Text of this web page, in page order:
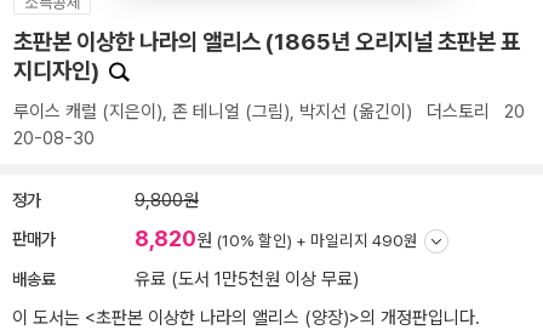
초판본 이상한 나라의 앨리스 (1865년 오리지널 초판본 표
지디자인)
루이스 캐럴 (지은이), 존 테니얼 (그림), 박지선 (옮긴이) 더스토리
20
20-08-30
정가 9,800원
판매가 8,820원 (10% 할인) + 마일리지 490원
배송료
유료 (도서 1만5천원 이상 무료)
이 도서는 <초판본 이상한 나라의 앨리스 (양장)>의 개정판입니다.